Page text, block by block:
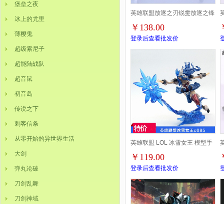
堡垒之夜
冰上的尤里
薄樱鬼
超级索尼子
超能陆战队
超音鼠
初音岛
传说之下
刺客信条
从零开始的异世界生活
大剑
弹丸论破
刀剑乱舞
刀剑神域
英雄联盟放逐之刃锐雯放逐之锋
状态盒装手办15CM一箱12个
￥138.00
登录后查看批发价
英雄联盟 LOL 冰雪女王 模型手
办盒装摆件公仔 19X32CM 一箱
12个
￥119.00
登录后查看批发价